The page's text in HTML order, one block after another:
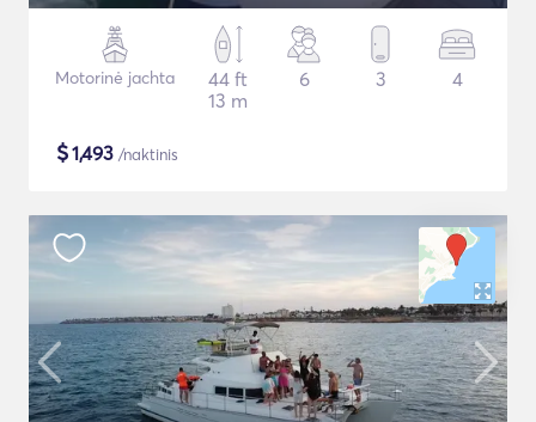
Motorinė jachta
44 ft
13 m
6 3 4
$1,493 /naktinis